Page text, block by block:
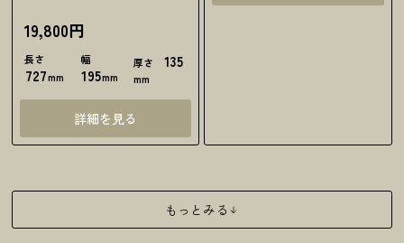
19,800円
長さ
727mm
幅
195mm
厚さ 135
mm
詳細を見る
もっとみる